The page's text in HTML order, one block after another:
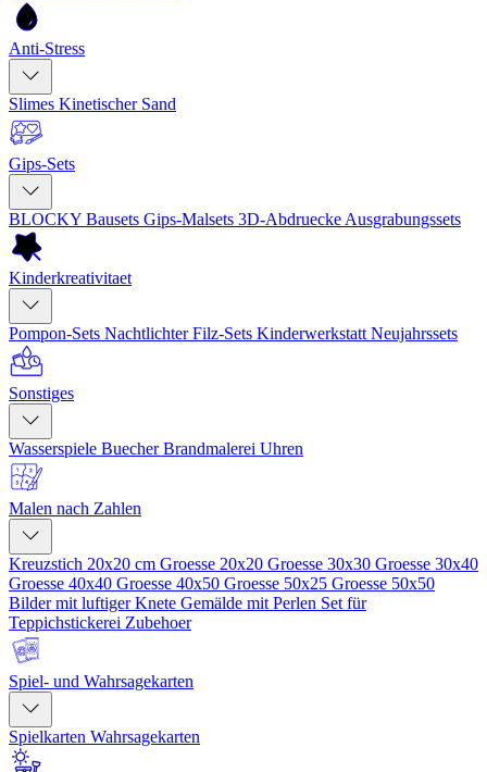
Anti-Stress
Slimes Kinetischer Sand
Gips-Sets
BLOCKY Bausets Gips-Malsets 3D-Abdruecke Ausgrabungssets
Kinderkreativitaet
Pompon-Sets NachtlichterFilz-Sets Kinderwerkstatt Neujahrssets
Sonstiges
Wasserspiele BuecherBrandmalerei Uhren
Malen nach Zahlen
Kreuzstich 20x20 cm Groesse 20x20 Groesse 30x30 Groesse 30x40
Groesse 40x40 Groesse 40x50 Groesse 50x25 Groesse 50x50
Bilder mit luftiger Knete Gemälde mit Perlen Set für
Teppichstickerei Zubehoer
Spiel- und Wahrsagekarten
Spielkarten Wahrsagekarten